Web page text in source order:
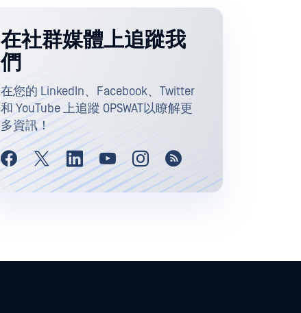
在社群媒體上追蹤我
們
在您的 LinkedIn、Facebook、Twitter
和 YouTube 上追蹤 OPSWAT以瞭解更
多資訊！